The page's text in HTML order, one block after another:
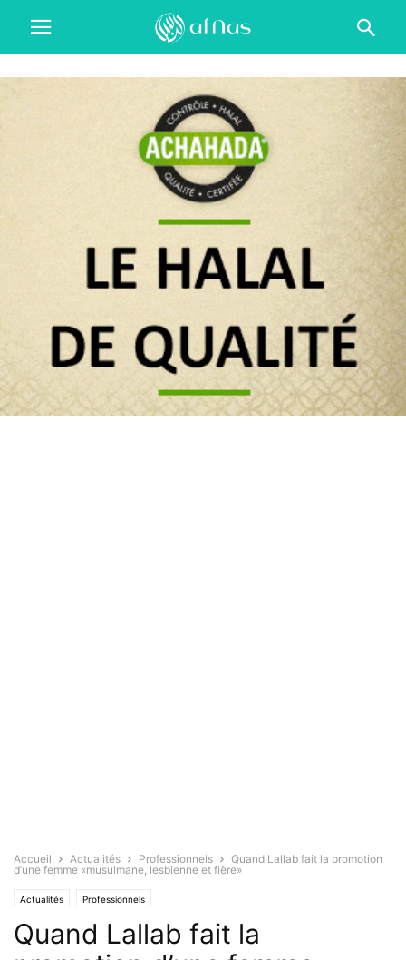
Accueil Actualités Professionnels
Quand Lallab fait la promotion
d’une femme «musulmane, lesbienne et fière»
Actualités Professionnels
Quand Lallab fait la